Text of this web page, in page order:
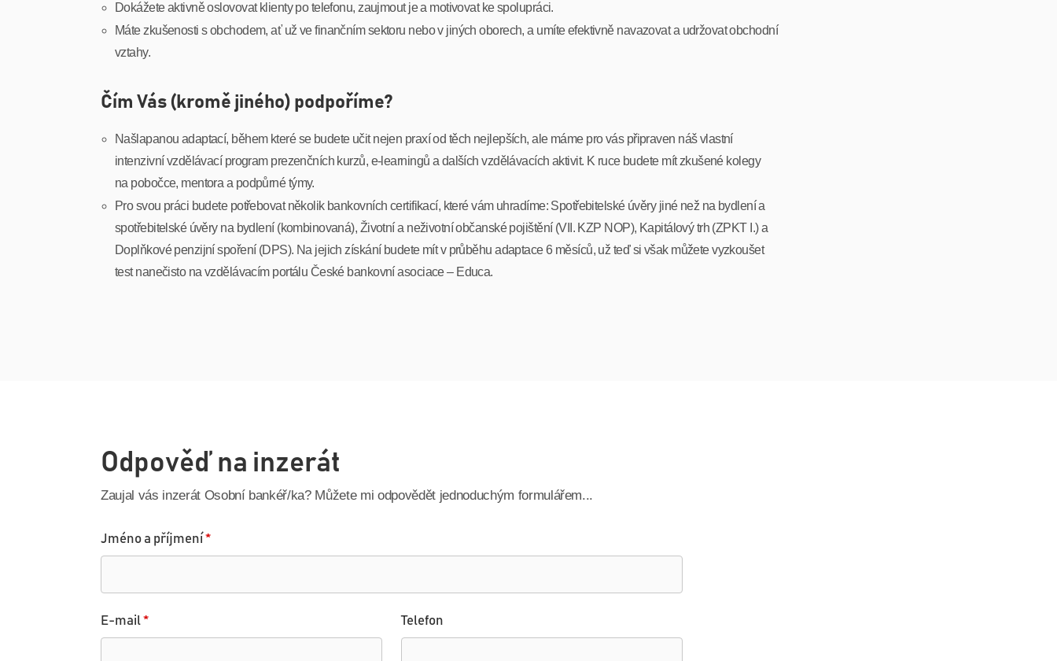
Dokážete aktivně oslovovat klienty po telefonu, zaujmout je a motivovat ke spolupráci.
Máte zkušenosti s obchodem, ať už ve finančním sektoru nebo v jiných oborech, a umíte efektivně navazovat a udržovat obchodní
vztahy.
Čím Vás (kromě jiného) podpoříme?
Našlapanou adaptací, během které se budete učit nejen praxí od těch nejlepších, ale máme pro vás připraven náš vlastní
intenzivní vzdělávací program prezenčních kurzů, e-learningů a dalších vzdělávacích aktivit. K ruce budete mít zkušené kolegy
na pobočce, mentora a podpůrné týmy.
Pro svou práci budete potřebovat několik bankovních certifikací, které vám uhradíme: Spotřebitelské úvěry jiné než na bydlení a
spotřebitelské úvěry na bydlení (kombinovaná), Životní a neživotní občanské pojištění (VII. KZP NOP), Kapitálový trh (ZPKT I.) a
Doplňkové penzijní spoření (DPS). Na jejich získání budete mít v průběhu adaptace 6 měsíců, už teď si však můžete vyzkoušet
test nanečisto na vzdělávacím portálu České bankovní asociace – Educa.
Odpověď na inzerát
Zaujal vás inzerát Osobní bankéř/ka? Můžete mi odpovědět jednoduchým formulářem...
Jméno a příjmení *
E-mail* Telefon